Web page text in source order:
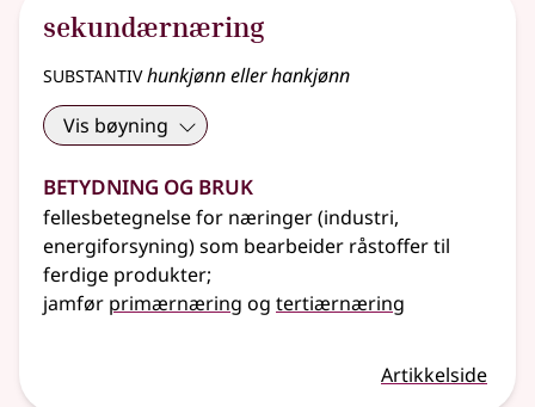
sekundærnæring
substantivhunkjønn eller hankjønn
Vis bøyning
Betydning og bruk
fellesbetegnelse for næringer (industri,
energiforsyning) som bearbeider råstoffer til
ferdige produkter;
jamfør primærnæring og tertiærnæring
Artikkelside